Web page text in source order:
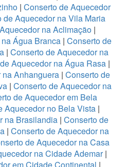
| Conserto de Aquecedor
de Aquecedor na Vila Maria
na Aclimação |
Água Branca| Conserto de
| Conserto de Aquecedor na
Aquecedor na Água Rasa |
Anhanguera | Conserto de
| Conserto de Aquecedor na
de Aquecedor em Bela
Aquecedor no Bela Vista |
na Brasilandia| Conserto de
| Conserto de Aquecedor na
de Aquecedor na Casa
na Cidade Ademar|